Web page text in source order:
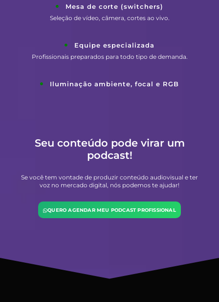
Mesa de corte (switchers)
Seleção de vídeo, câmera, cortes ao vivo.
Equipe especializada
Profissionais preparados para todo tipo de demanda.
Iluminação ambiente, focal e RGB
Seu conteúdo pode virar um
podcast!
Se você tem vontade de produzir conteúdo audiovisual e ter
voz no mercado digital, nós podemos te ajudar!
QUERO AGENDAR MEU PODCAST PROFISSIONAL